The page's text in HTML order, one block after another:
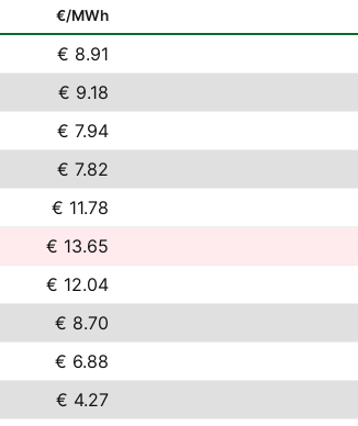
€/MWh
€ 8.91
€ 9.18
€ 7.94
€ 7.82
€ 11.78
€ 13.65
€ 12.04
€ 8.70
€ 6.88
€ 4.27